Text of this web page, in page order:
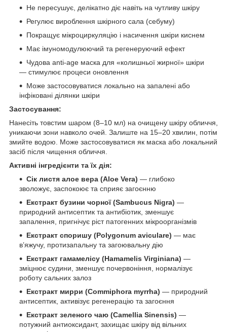
Не пересушує, делікатно діє навіть на чутливу шкіру
Регулює вироблення шкірного сала (себуму)
Покращує мікроциркуляцію і насичення шкіри киснем
Має імуномодулюючий та регенеруючий ефект
Чудова anti-age маска для «колишньої жирної» шкіри
— стимулює процеси оновлення
Може застосовуватися локально на запалені або
інфіковані ділянки шкіри
Застосування:
Нанесіть товстим шаром (8–10 мл) на очищену шкіру обличчя,
уникаючи зони навколо очей. Залиште на 15–20 хвилин, потім
змийте водою. Може застосовуватися як маска або локальний
засіб після чищення обличчя.
Активні інгредієнти та їх дія:
Сік листя алое вера (Aloe Vera) — глибоко
зволожує, заспокоює та сприяє загоєнню
Екстракт бузини чорної (Sambucus Nigra) —
природний антисептик та антибіотик, зменшує
запалення, пригнічує ріст патогенних мікроорганізмів
Екстракт споришу (Polygonum aviculare) — має
в’яжучу, протизапальну та загоювальну дію
Екстракт гамамелісу (Hamamelis Virginiana) —
зміцнює судини, зменшує почервоніння, нормалізує
роботу сальних залоз
Екстракт мирри (Commiphora myrrha) — природний
антисептик, активізує регенерацію та загоєння
Екстракт зеленого чаю (Camellia Sinensis) —
потужний антиоксидант, захищає шкіру від вільних